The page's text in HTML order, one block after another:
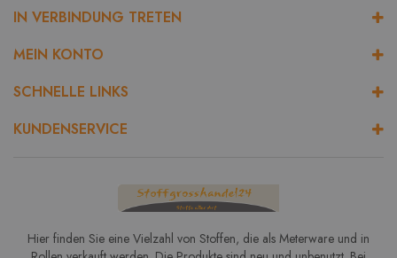
IN VERBINDUNG TRETEN
MEIN KONTO
SCHNELLE LINKS
KUNDENSERVICE
Hier finden Sie eine Vielzahl von Stoffen, die als Meterware und in